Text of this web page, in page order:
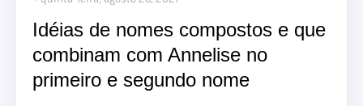
Idéias de nomes compostos e que
combinam com Annelise no
primeiro e segundo nome